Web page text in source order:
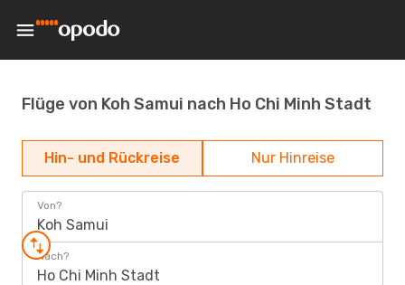
Flüge von Koh Samui nach Ho Chi Minh Stadt
Hin- und Rückreise Nur Hinreise
Von?
Koh Samui
Nach?
Ho Chi Minh Stadt